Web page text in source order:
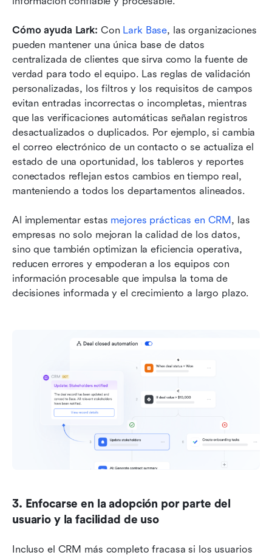
Cómo ayuda Lark: Con Lark Base, las organizaciones
pueden mantener una única base de datos
centralizada de clientes que sirva como la fuente de
verdad para todo el equipo. Las reglas de validación
personalizadas, los filtros y los requisitos de campos
evitan entradas incorrectas o incompletas, mientras
que las verificaciones automáticas señalan registros
desactualizados o duplicados. Por ejemplo, si cambia
el correo electrónico de un contacto o se actualiza el
estado de una oportunidad, los tableros y reportes
conectados reflejan estos cambios en tiempo real,
manteniendo a todos los departamentos alineados.
Al implementar estas mejores prácticas en CRM , las
empresas no solo mejoran la calidad de los datos,
sino que también optimizan la eficiencia operativa,
reducen errores y empoderan a los equipos con
información procesable que impulsa la toma de
decisiones informada y el crecimiento a largo plazo.
3. Enfocarse en la adopción por parte del
usuario y la facilidad de uso
Incluso el CRM más completo fracasa si los usuarios